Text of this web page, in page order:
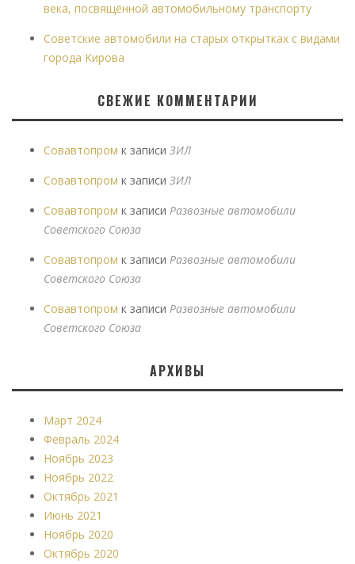
века, посвящённой автомобильному транспорту
Советские автомобили на старых открытках с видами
города Кирова
СВЕЖИЕ КОММЕНТАРИИ
Совавтопром к записи ЗИЛ
Совавтопром к записи ЗИЛ
Совавтопром к записи Развозные автомобили
Советского Союза
Совавтопром к записи Развозные автомобили
Советского Союза
Совавтопром к записи Развозные автомобили
Советского Союза
АРХИВЫ
Март 2024
Февраль 2024
Ноябрь 2023
Ноябрь 2022
Октябрь 2021
Июнь 2021
Ноябрь 2020
Октябрь 2020